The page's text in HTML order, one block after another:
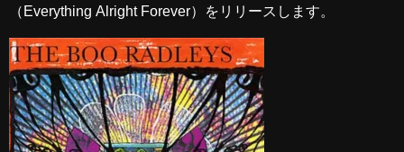
（Everything Alright Forever）をリリースします。